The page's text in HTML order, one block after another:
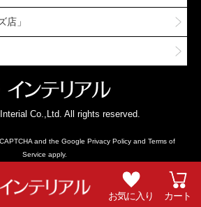
お気に入り カート
店」
Co.,Ltd. All rights reserved.
and the Google Privacy Policyand Terms of
Service apply.